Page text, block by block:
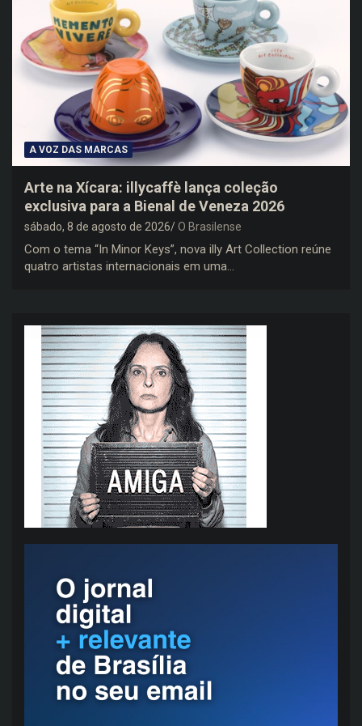
A VOZ DAS MARCAS
Arte na Xícara: illycaffè lança coleção
exclusiva para a Bienal de Veneza 2026
sábado, 8 de agosto de 2026 O Brasilense
Com o tema “In Minor Keys”, nova illy Art Collection reúne
quatro artistas internacionais em uma…